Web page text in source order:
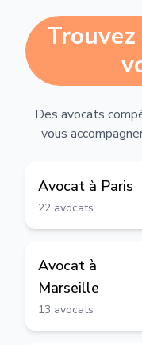
Des avocats
vous
Avocat à Paris
22 avocats
Avocat à
Marseille
13 avocats